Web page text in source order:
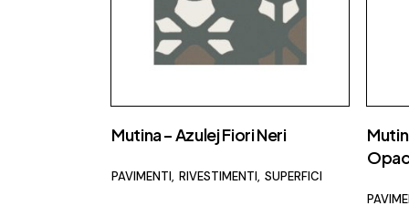
Mutina – Azulej Fiori Neri
PAVIMENTI RIVESTIMENTI SUPERFICI